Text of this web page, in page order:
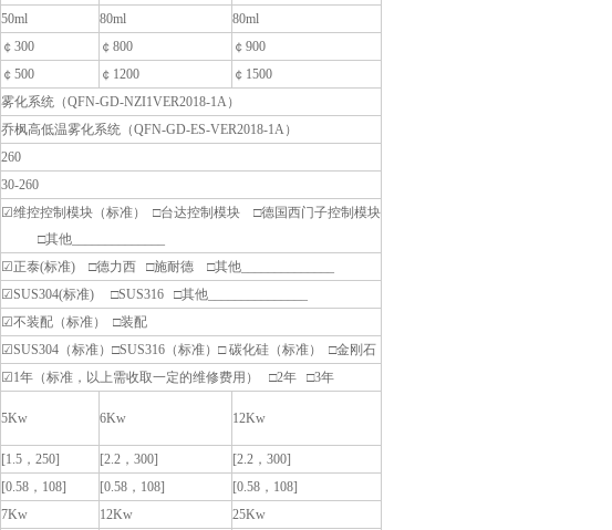
50ml 80ml
80ml
￠300 ￠800
￠900
￠500 ￠1200
￠1500
雾化系统（QFN-GD-NZI1VER2018-1A）
乔枫高低温雾化系统（QFN-GD-ES-VER2018-1A）
260
30-260
☑维控控制模块（标准） □台达控制模块 □德国西门子控制模块
□其他______________
☑正泰(标准) □德力西 □施耐德 □其他______________
☑SUS304(标准) □SUS316 □其他_______________
☑不装配（标准） □装配
☑SUS304（标准）□SUS316（标准）□ 碳化硅（标准） □金刚石
☑1年（标准，以上需收取一定的维修费用） □2年 □3年
5Kw 6Kw 12Kw
[1.5，250] [2.2，300]
[2.2，300]
[0.58，108] [0.58，108]
[0.58，108]
7Kw 12Kw
25Kw